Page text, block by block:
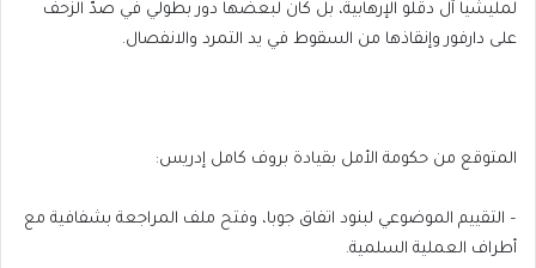
لمليشيا آل دقلو الإرهابية، بل كان لبعضها دور بطولي في صدّ الزحف
على دارفور وإنقاذها من السقوط في يد التمرد والانفصال.
المتوقع من حكومة الأمل بقيادة بروف كامل إدريس:
– التقييم الموضوعي لبنود اتفاق جوبا، وفتح ملف المراجعة بشفافية مع
أطراف العملية السلمية.